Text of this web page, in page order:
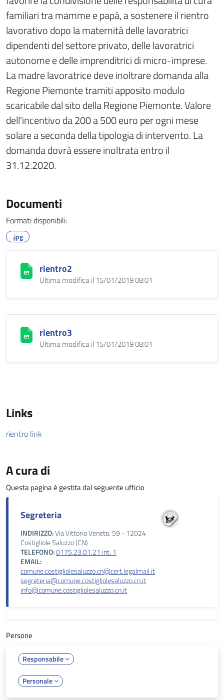
familiari tra mamme e papà, a sostenere il rientro
lavorativo dopo la maternità delle lavoratrici
dipendenti del settore privato, delle lavoratrici
autonome e delle imprenditrici di micro-imprese.
La madre lavoratrice deve inoltrare domanda alla
Regione Piemonte tramiti apposito modulo
scaricabile dal sito della Regione Piemonte. Valore
dell'incentivo da 200 a 500 euro per ogni mese
solare a seconda della tipologia di intervento. La
domanda dovrà essere inoltrata entro il
31.12.2020.
Documenti
Formati disponibili:
.jpg
rientro2
Ultima modifica il 15/01/2019 08:01
rientro3
Ultima modifica il 15/01/2019 08:01
Links
rientro link
A cura di
Questa pagina è gestita dal seguente ufficio
Segreteria
INDIRIZZO:Via Vittorio Veneto, 59 - 12024
Costigliole Saluzzo (CN)
TELEFONO:0175.23.01.21 int. 1
EMAIL:
comune.costigliolesaluzzo.cn@cert.legalmail.it
segreteria@comune.costigliolesaluzzo.cn.it
info@comune.costigliolesaluzzo.cn.it
Persone
Responsabile
Personale